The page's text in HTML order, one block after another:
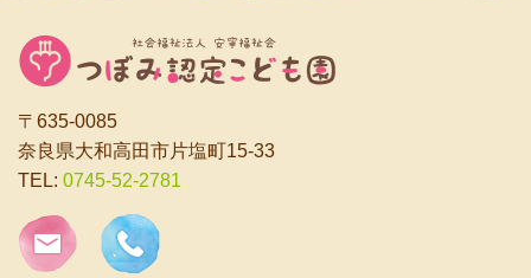
〒635-0085
奈良県大和高田市片塩町15-33
TEL: 0745-52-2781